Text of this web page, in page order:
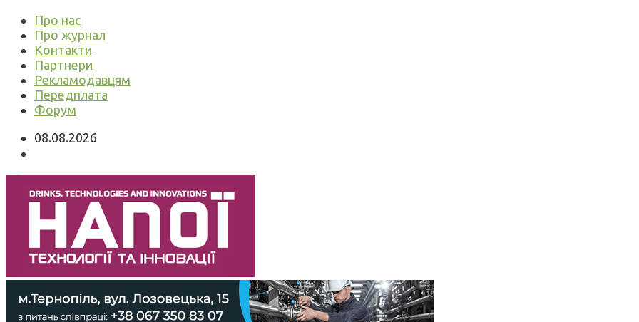
Про нас
Про журнал
Контакти
Партнери
Рекламодавцям
Передплата
Форум
08.08.2026